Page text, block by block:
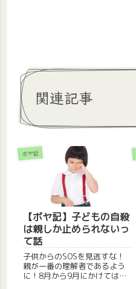
関連記事
ボヤ記
【ボヤ記】子どもの自殺
は親しか止められないっ
て話
子供からのSOSを見逃すな！
親が一番の理解者であるよう
に！8月から9月にかけては、